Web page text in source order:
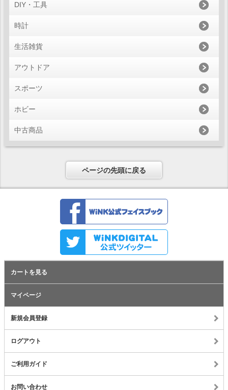
DIY・工具
時計
生活雑貨
アウトドア
スポーツ
ホビー
中古商品
ページの先頭に戻る
カートを見る
マイページ
新規会員登録
ログアウト
ご利用ガイド
お問い合わせ